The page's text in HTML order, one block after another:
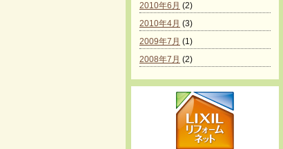
2010年6月 (2)
2010年4月 (3)
2009年7月 (1)
2008年7月 (2)